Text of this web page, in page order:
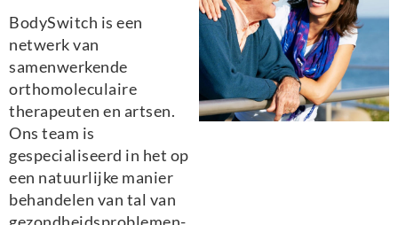
BodySwitch is een
netwerk van
samenwerkende
orthomoleculaire
therapeuten en artsen.
Ons team is
gespecialiseerd in het op
een natuurlijke manier
behandelen van tal van